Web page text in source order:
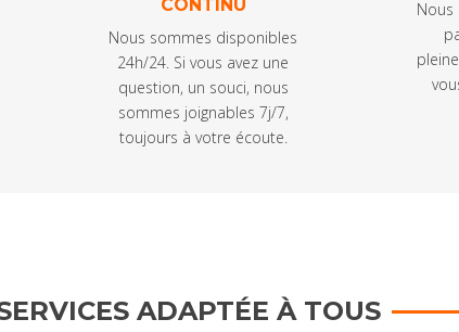
CONTINU
Nous sommes disponibles
24h/24. Si vous avez une
question, un souci, nous
sommes joignables 7j/7,
toujours à votre écoute.
Nous
ADAPTÉE À TOUS